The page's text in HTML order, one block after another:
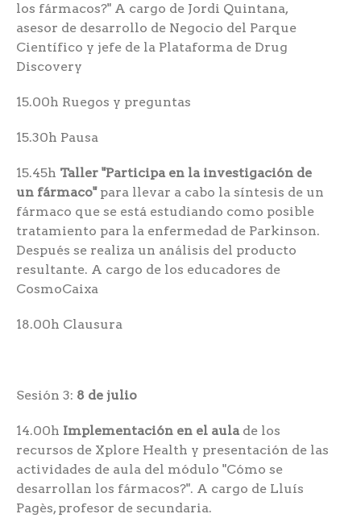
los fármacos?" A cargo de Jordi Quintana,
asesor de desarrollo de Negocio del Parque
Científico y jefe de la Plataforma de Drug
Discovery
15.00h Ruegos y preguntas
15.30h Pausa
15.45h Taller "Participa en la investigación de
un fármaco"para llevar a cabo la síntesis de un
fármaco que se está estudiando como posible
tratamiento para la enfermedad de Parkinson.
Después se realiza un análisis del producto
resultante. A cargo de los educadores de
CosmoCaixa
18.00h Clausura
Sesión 3: 8 de julio
14.00h Implementación en el aula de los
recursos de Xplore Health y presentación de las
actividades de aula del módulo "Cómo se
desarrollan los fármacos?". A cargo de Lluís
Pagès, profesor de secundaria.